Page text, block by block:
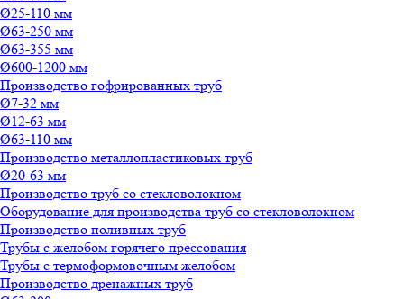
Ø25-110 мм
Ø63-250 мм
Ø63-355 мм
Ø600-1200 мм
Производство гофрированных труб
Ø7-32 мм
Ø12-63 мм
Ø63-110 мм
Производство металлопластиковых труб
Ø20-63 мм
Производство труб со стекловолокном
Оборудование для производства труб со стекловолокном
Производство поливных труб
Трубы с желобом горячего прессования
Трубы с термоформовочным желобом
Производство дренажных труб